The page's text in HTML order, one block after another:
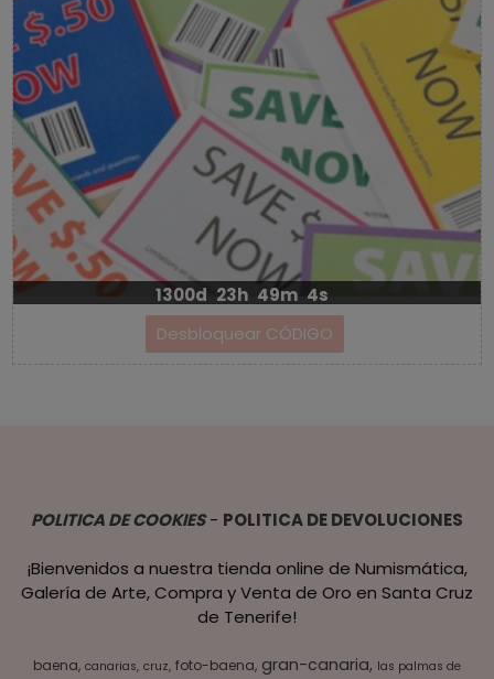
1300d 23h 49m 4s
POLITICA DE COOKIES- POLITICA DE DEVOLUCIONES
¡Bienvenidos a nuestra tienda online de Numismática,
Galería de Arte, Compra y Venta de Oro en Santa Cruz
de Tenerife!
baena canarias cruz foto-baena gran-canaria las palmas de